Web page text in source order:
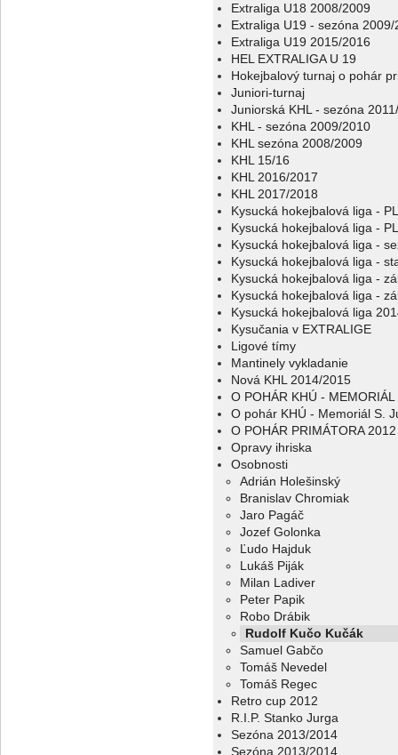
Extraliga U18 2008/2009
Extraliga U19 - sezóna 2009/
Extraliga U19 2015/2016
HEL EXTRALIGA U 19
Hokejbalový turnaj o pohár
Juniori-turnaj
Juniorská KHL - sezóna
KHL - sezóna 2009/2010
KHL sezóna 2008/2009
KHL 15/16
KHL 2016/2017
KHL 2017/2018
Kysucká hokejbalová liga -
Kysucká hokejbalová liga -
Kysucká hokejbalová liga -
Kysucká hokejbalová liga -
Kysucká hokejbalová liga -
Kysucká hokejbalová liga -
Kysucká hokejbalová liga
Kysučania v EXTRALIGE
Ligové tímy
Mantinely vykladanie
Nová KHL 2014/2015
O POHÁR KHÚ - MEMORIÁL
O pohár KHÚ - Memoriál S.
O POHÁR PRIMÁTORA 2012
Opravy ihriska
Osobnosti
Adrián Holešinský
Branislav Chromiak
Jaro Pagáč
Jozef Golonka
Ľudo Hajduk
Lukáš Piják
Milan Ladiver
Peter Papik
Robo Drábik
Rudolf Kučo Kučák
Samuel Gabčo
Tomáš Nevedel
Tomáš Regec
Retro cup 2012
R.I.P. Stanko Jurga
Sezóna 2013/2014
Sezóna 2013/2014